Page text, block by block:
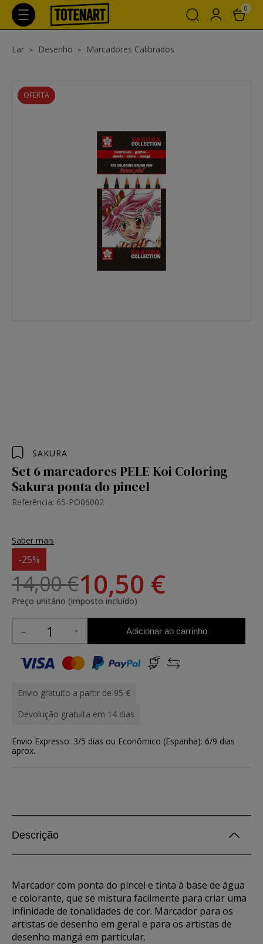
0
Lar Desenho Marcadores Calibrados
OFERTA
SAKURA
Set 6 marcadores PELE Koi Coloring
Sakura ponta do pincel
Referência: 65-PO06002
Saber mais
-25%
14,00 €10,50 €
Preço unitário (imposto incluído)
Adicionar ao carrinho
Envio gratuito a partir de 95 €
Devolução gratuita em 14 dias
Envio Expresso: 3/5 dias ou Econômico (Espanha): 6/9 dias
aprox.
Descrição
Marcador com ponta do pincel e tinta à base de água
e colorante, que se mistura facilmente para criar uma
infinidade de tonalidades de cor. Marcador para os
artistas de desenho em geral e para os artistas de
desenho mangá em particular.